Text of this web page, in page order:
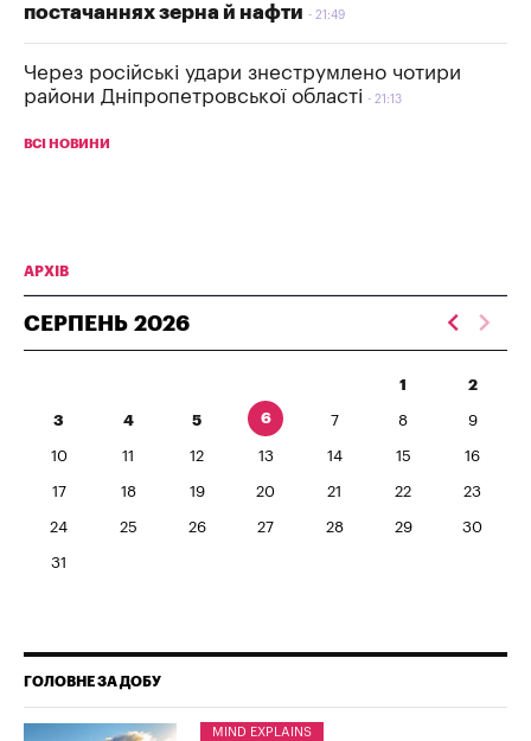
постачаннях зерна й нафти
21:49
Через російські удари знеструмлено чотири
райони Дніпропетровської області
21:13
ВСІ НОВИНИ
АРХІВ
СЕРПЕНЬ 2026
1 2
3 4 5 6 7 8 9
10 11 12 13 14 15 16
17 18 19 20 21 22 23
24 25 26 27 28 29 30
31
ГОЛОВНЕ ЗА ДОБУ
MIND EXPLAINS